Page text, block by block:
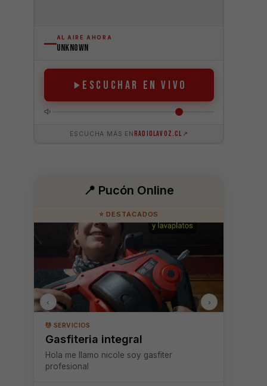
📍 Pucón Online
⭐ DESTACADOS
💆 SERVICIOS
Gasfiteria integral
Hola me llamo nicole soy gasfiter
profesional
‹ ›